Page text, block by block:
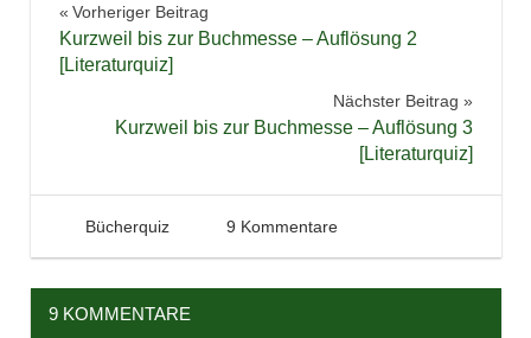
Beitragsnavigation
Vorheriger Beitrag
Kurzweil bis zur Buchmesse – Auflösung 2
[Literaturquiz]
Nächster Beitrag
Kurzweil bis zur Buchmesse – Auflösung 3
[Literaturquiz]
18. Januar 2016
Tintenhain
Bücherquiz 9 Kommentare
9 KOMMENTARE